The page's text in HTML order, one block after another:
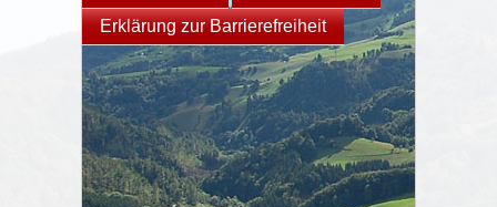
Erklärung zur Barrierefreiheit